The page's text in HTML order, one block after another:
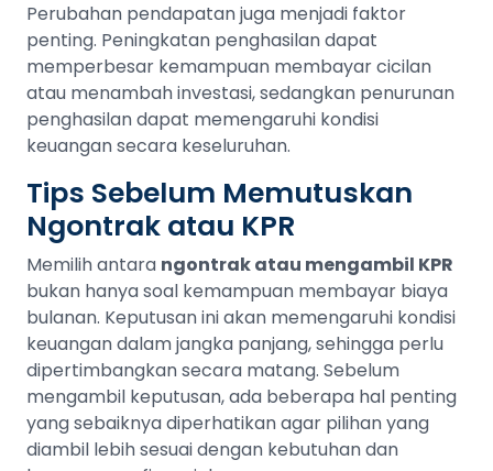
Perubahan pendapatan juga menjadi faktor
penting. Peningkatan penghasilan dapat
memperbesar kemampuan membayar cicilan
atau menambah investasi, sedangkan penurunan
penghasilan dapat memengaruhi kondisi
keuangan secara keseluruhan.
Tips Sebelum Memutuskan
Ngontrak atau KPR
Memilih antara ngontrak atau mengambil KPR
bukan hanya soal kemampuan membayar biaya
bulanan. Keputusan ini akan memengaruhi kondisi
keuangan dalam jangka panjang, sehingga perlu
dipertimbangkan secara matang. Sebelum
mengambil keputusan, ada beberapa hal penting
yang sebaiknya diperhatikan agar pilihan yang
diambil lebih sesuai dengan kebutuhan dan